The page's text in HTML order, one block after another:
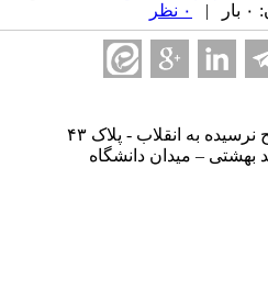
به انقلاب - پلاک ۴۳
– میدان دانشگاه